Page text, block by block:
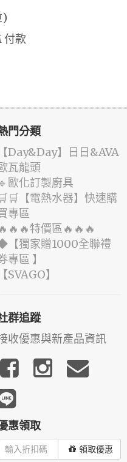
)
付款
門分類
️【Day&Day】️日日&AVA
瓦龍頭
歐化訂製廚具
【電熱水器】快速購
專區
特價區🔥🔥🔥
【獨家贈1000全聯禮
專區 】
️【SVAGO】️
群追蹤
收優惠與新產品資訊
惠領取
領取優惠